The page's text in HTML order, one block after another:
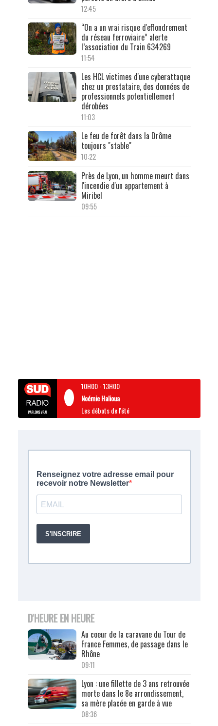
12:45
“On a un vrai risque d'effondrement
du réseau ferroviaire” alerte
l’association du Train 634269
11:54
Les HCL victimes d'une cyberattaque
chez un prestataire, des données de
professionnels potentiellement
dérobées
11:03
Le feu de forêt dans la Drôme
toujours "stable"
10:22
Près de Lyon, un homme meurt dans
l'incendie d'un appartement à
Miribel
09:55
10H00-13H00
Noémie Halioua
Les débats de l'été
D'HEURE EN HEURE
Au coeur de la caravane du Tour de
France Femmes, de passage dans le
Rhône
09:11
Lyon : une fillette de 3 ans retrouvée
morte dans le 8e arrondissement,
sa mère placée en garde à vue
08:36